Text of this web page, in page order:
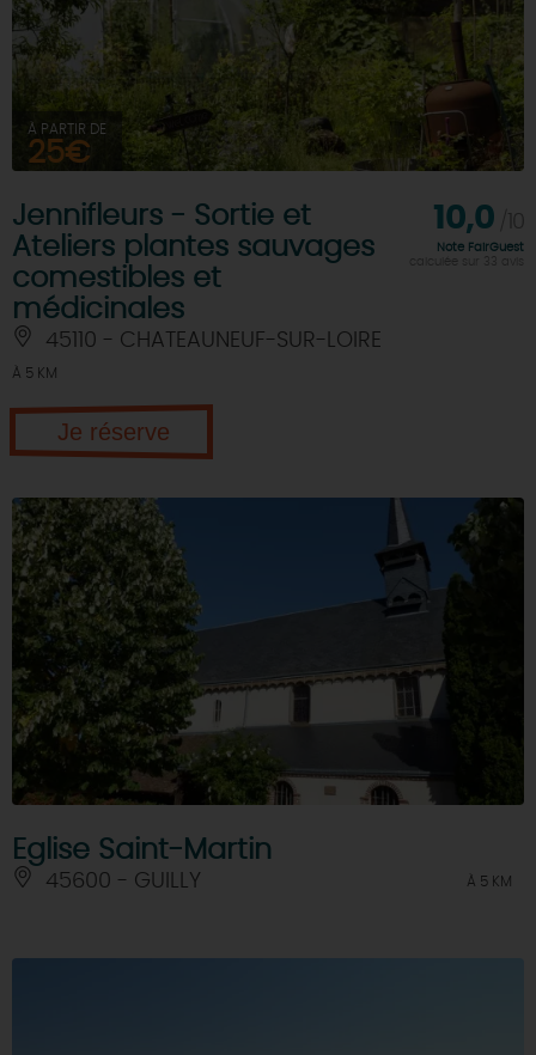
À PARTIR DE
25€
Jennifleurs - Sortie et
Ateliers plantes sauvages
comestibles et
médicinales
45110 - CHATEAUNEUF-SUR-LOIRE
À 5 KM
10,0
Note FairGuest
calculée sur 33 avis
Je réserve
Eglise Saint-Martin
45600 - GUILLY À 5 KM